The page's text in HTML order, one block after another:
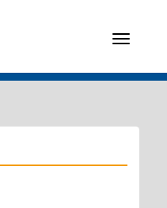
Menü